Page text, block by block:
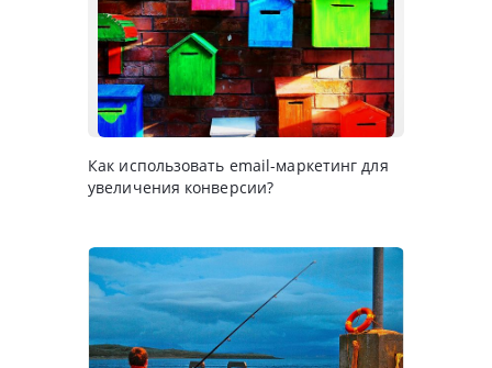
Как использовать email-маркетинг для
увеличения конверсии?